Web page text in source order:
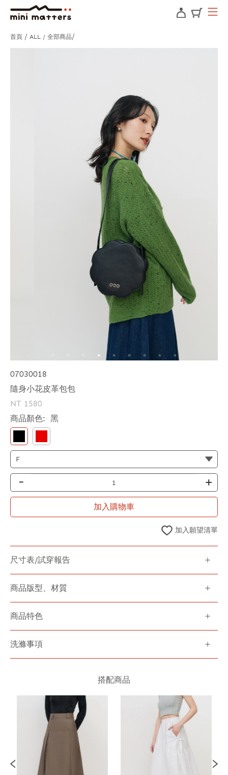
首頁 ALL / 全部商品
07030018
隨身小花皮革包包
NT 1580
商品顏色: 黑
- +
加入購物車
加入願望清單
尺寸表/試穿報告
商品版型、材質
商品特色
洗滌事項
搭配商品